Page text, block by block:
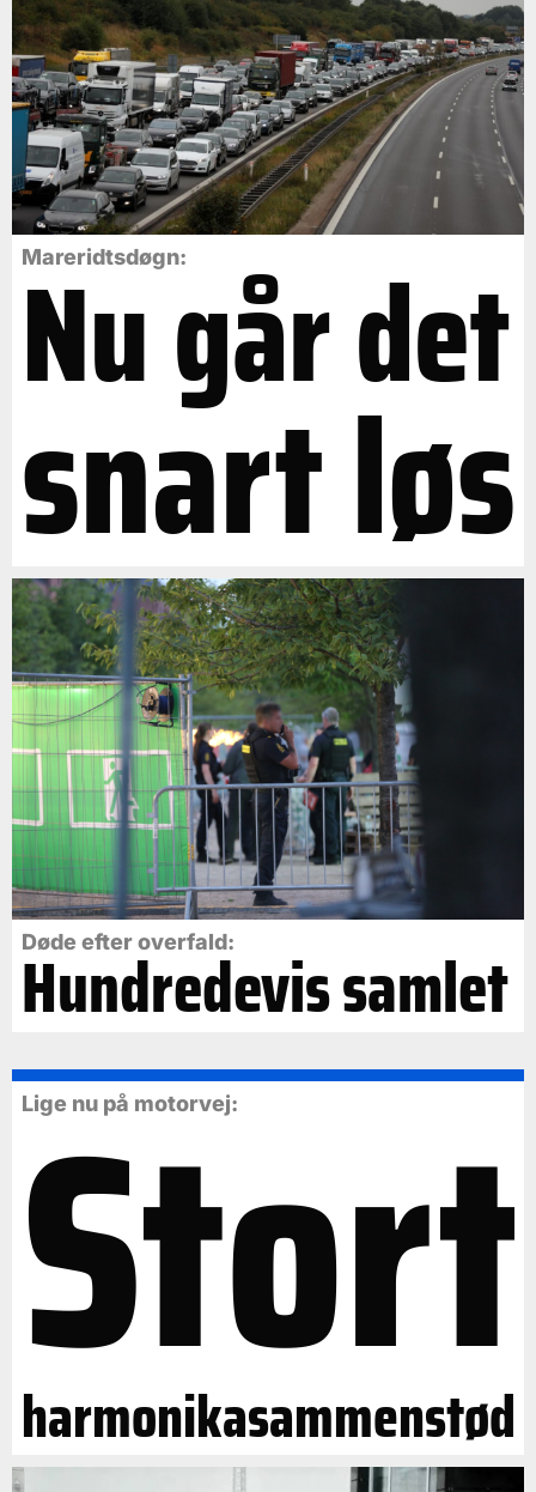
Mareridtsdøgn:
Nu går det
snart løs
Døde efter overfald:
Hundredevis samlet
Lige nu på motorvej:
Stort
harmonikasammenstød